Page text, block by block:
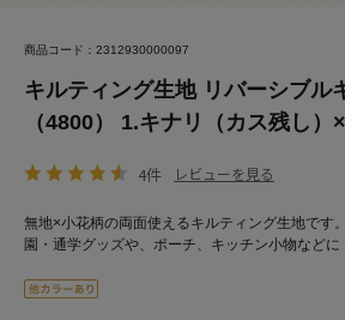
商品コード：2312930000097
キルティング生地 リバーシブル
（4800） 1.キナリ（カス残し）
4件 レビューを見る
無地×小花柄の両面使えるキルティング生地です
園・通学グッズや、ポーチ、キッチン小物などに